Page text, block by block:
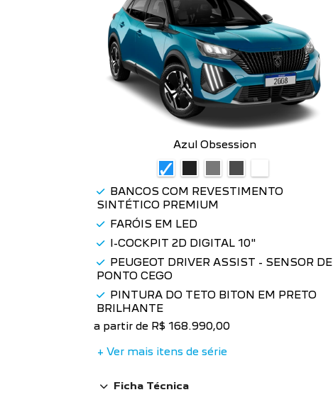
Azul Obsession
BANCOS COM REVESTIMENTO
SINTÉTICO PREMIUM
FARÓIS EM LED
I-COCKPIT 2D DIGITAL 10"
PEUGEOT DRIVER ASSIST - SENSOR DE
PONTO CEGO
PINTURA DO TETO BITON EM PRETO
BRILHANTE
a partir de R$ 168.990,00
+ Ver mais itens de série
Ficha Técnica